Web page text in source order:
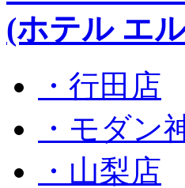
(ホテル エ
・行田店
・モダン
・山梨店